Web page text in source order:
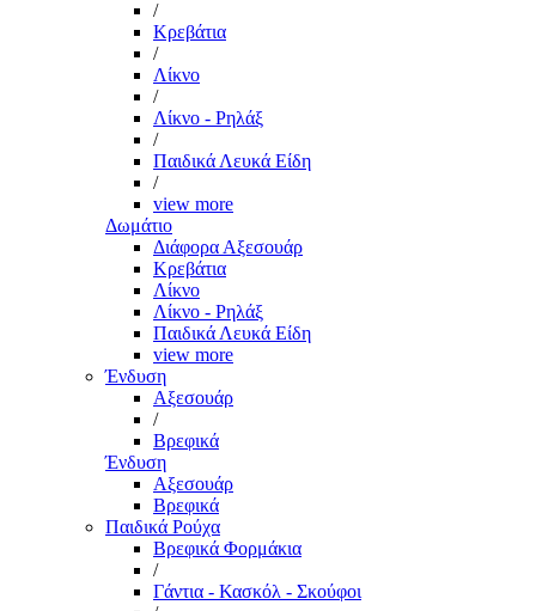
/
Κρεβάτια
/
Λίκνο
/
Λίκνο - Ρηλάξ
/
Παιδικά Λευκά Είδη
/
view more
Δωμάτιο
Διάφορα Αξεσουάρ
Κρεβάτια
Λίκνο
Λίκνο - Ρηλάξ
Παιδικά Λευκά Είδη
view more
Ένδυση
Αξεσουάρ
/
Βρεφικά
Ένδυση
Αξεσουάρ
Βρεφικά
Παιδικά Ρούχα
Βρεφικά Φορμάκια
/
Γάντια - Κασκόλ - Σκούφοι